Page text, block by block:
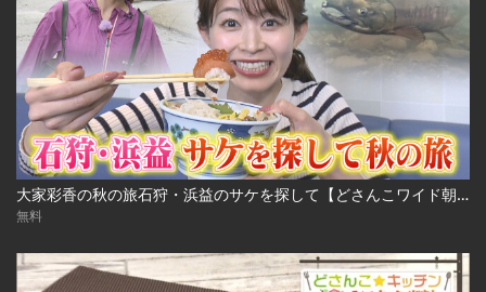
大家彩香の秋の旅石狩・浜益のサケを探して【どさんこワイド朝】 ※2023年10月3日 放送
無料